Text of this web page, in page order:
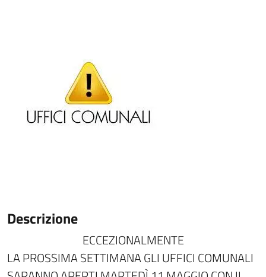
Descrizione
ECCEZIONALMENTE
LA PROSSIMA SETTIMANA GLI UFFICI COMUNALI